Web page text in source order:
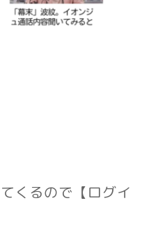
くるので【ログイ